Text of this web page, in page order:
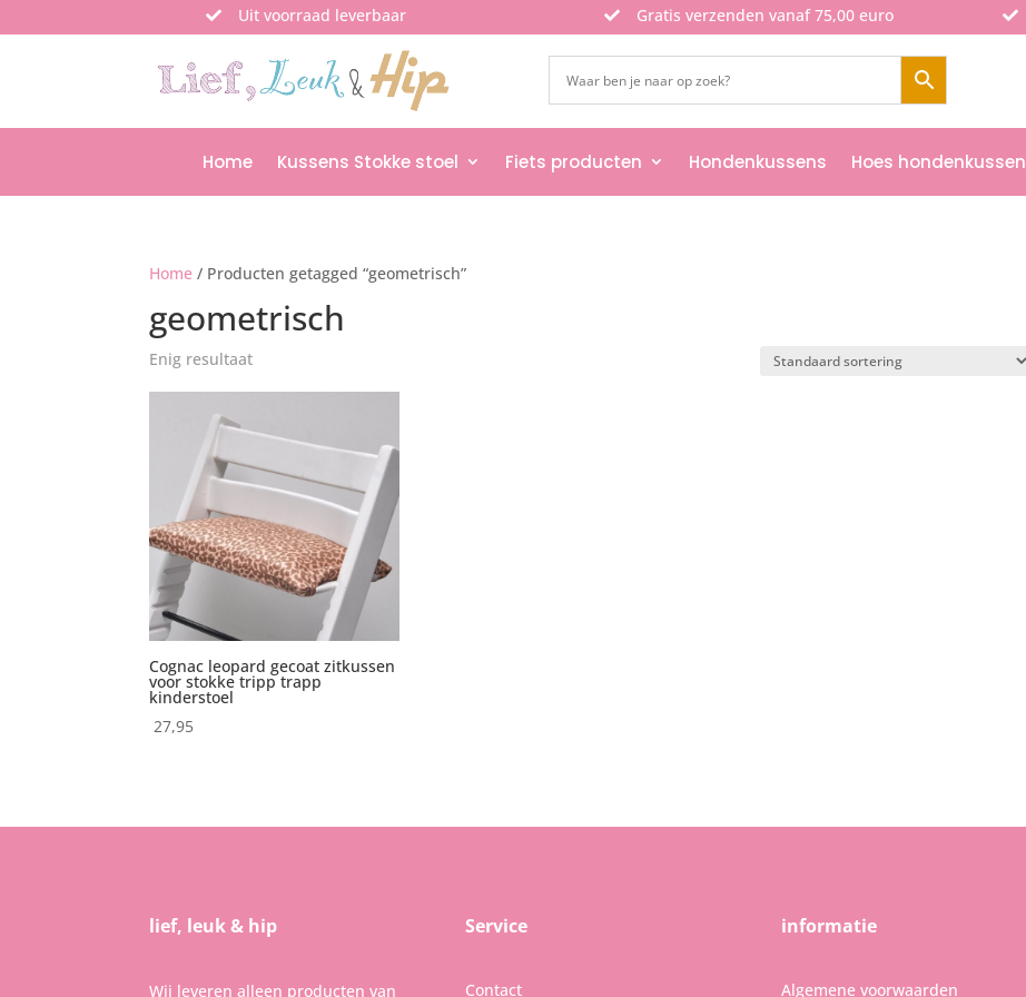
 Uit voorraad leverbaar  Gratis verzenden vanaf 75,00 euro 
Home Kussens Stokke stoel Fiets producten Hondenkussens Hoes hondenkussen
Home / Producten getagged “geometrisch”
geometrisch
Enig resultaat
Cognac leopard gecoat zitkussen
voor stokke tripp trapp
kinderstoel
27,95
lief, leuk & hip
Wij leveren alleen producten van
Service
Contact
informatie
Algemene voorwaarden